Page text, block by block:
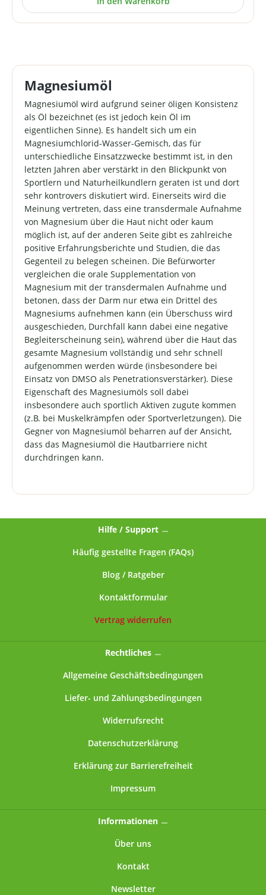
jedoch kein Öl im eigentlichen Sinne). Sie erhalten hier
ein Doppelpack Magnesiumöl (2x 1 Liter) und als
gegenüber der Einzelpreissumme reduzierter Set-Preis
Magnesiumöl
Magnesiumöl wird aufgrund seiner öligen Konsistenz
als Öl bezeichnet (es ist jedoch kein Öl im
eigentlichen Sinne). Es handelt sich um ein
Magnesiumchlorid-Wasser-Gemisch, das für
unterschiedliche Einsatzzwecke bestimmt ist, in den
letzten Jahren aber verstärkt in den Blickpunkt von
Sportlern und Naturheil­kundlern geraten ist und dort
sehr kontrovers diskutiert wird. Einerseits wird die
Meinung vertreten, dass eine transdermale Aufnahme
von Magnesium über die Haut nicht oder kaum
möglich ist, auf der anderen Seite gibt es zahlreiche
positive Erfahrungsberichte und Studien, die das
Gegenteil zu belegen scheinen. Die Befürworter
vergleichen die orale Supplementation von
Magnesium mit der transdermalen Aufnahme und
betonen, dass der Darm nur etwa ein Drittel des
Magnesiums aufnehmen kann (ein Überschuss wird
ausgeschieden, Durchfall kann dabei eine negative
Begleit­erscheinung sein), während über die Haut das
gesamte Magnesium vollständig und sehr schnell
aufgenommen werden würde (insbesondere bei
Einsatz von DMSO als Penetrations­verstärker). Diese
Eigenschaft des Magnesiumöls soll dabei
insbesondere auch sportlich Aktiven zugute kommen
(z.B. bei Muskelkrämpfen oder Sportverletzungen). Die
Gegner von Magnesiumöl beharren auf der Ansicht,
dass das Magnesiumöl die Hautbarriere nicht
durchdringen kann.
Hilfe / Support
Häufig gestellte Fragen (FAQs)
Blog / Ratgeber
Kontaktformular
Vertrag widerrufen
Rechtliches
Allgemeine Geschäftsbedingungen
Liefer- und Zahlungsbedingungen
Widerrufsrecht
Datenschutzerklärung
Erklärung zur Barrierefreiheit
Impressum
Informationen
Über uns
Kontakt
Newsletter